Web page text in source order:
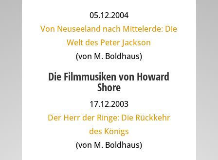
05.12.2004
Von Neuseeland nach Mittelerde: Die
Welt des Peter Jackson
(von M. Boldhaus)
Die Filmmusiken von Howard
Shore
17.12.2003
Der Herr der Ringe: Die Rückkehr
des Königs
(von M. Boldhaus)